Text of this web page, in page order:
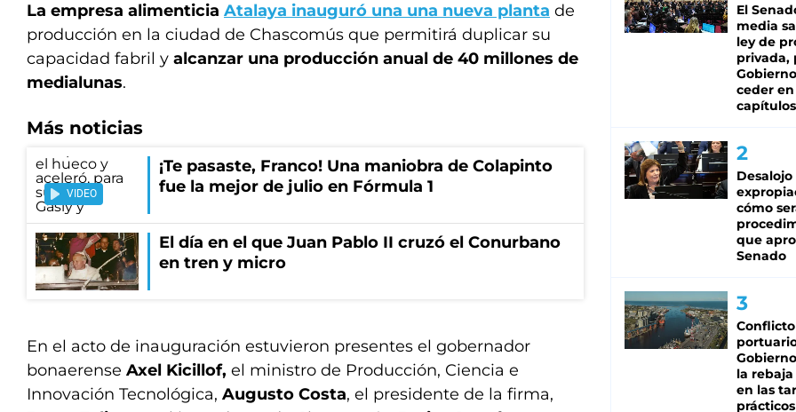
La empresa alimenticia Atalaya inauguró una una nueva planta de
producción en la ciudad de Chascomús que permitirá duplicar su
capacidad fabril y alcanzar una producción anual de 40 millones de
medialunas.
Más noticias
VIDEO
¡Te pasaste, Franco! Una maniobra de Colapinto
fue la mejor de julio en Fórmula 1
El día en el que Juan Pablo II cruzó el Conurbano
en tren y micro
En el acto de inauguración estuvieron presentes el gobernador
bonaerense Axel Kicillof, el ministro de Producción, Ciencia e
Innovación Tecnológica, Augusto Costa, el presidente de la firma,
El
media
ley de
privada,
ceder
capítulos
cómo
que
Senado
Conflicto
la rebaja
en las
prácticos